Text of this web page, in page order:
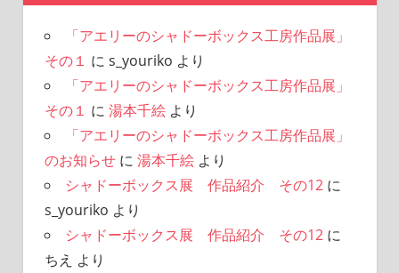
「アエリーのシャドーボックス工房作品展」
その１ に s_youriko より
「アエリーのシャドーボックス工房作品展」
その１ に 湯本千絵より
「アエリーのシャドーボックス工房作品展」
のお知らせに 湯本千絵より
シャドーボックス展 作品紹介 その12に
s_youriko より
シャドーボックス展 作品紹介 その12に
ちえ より